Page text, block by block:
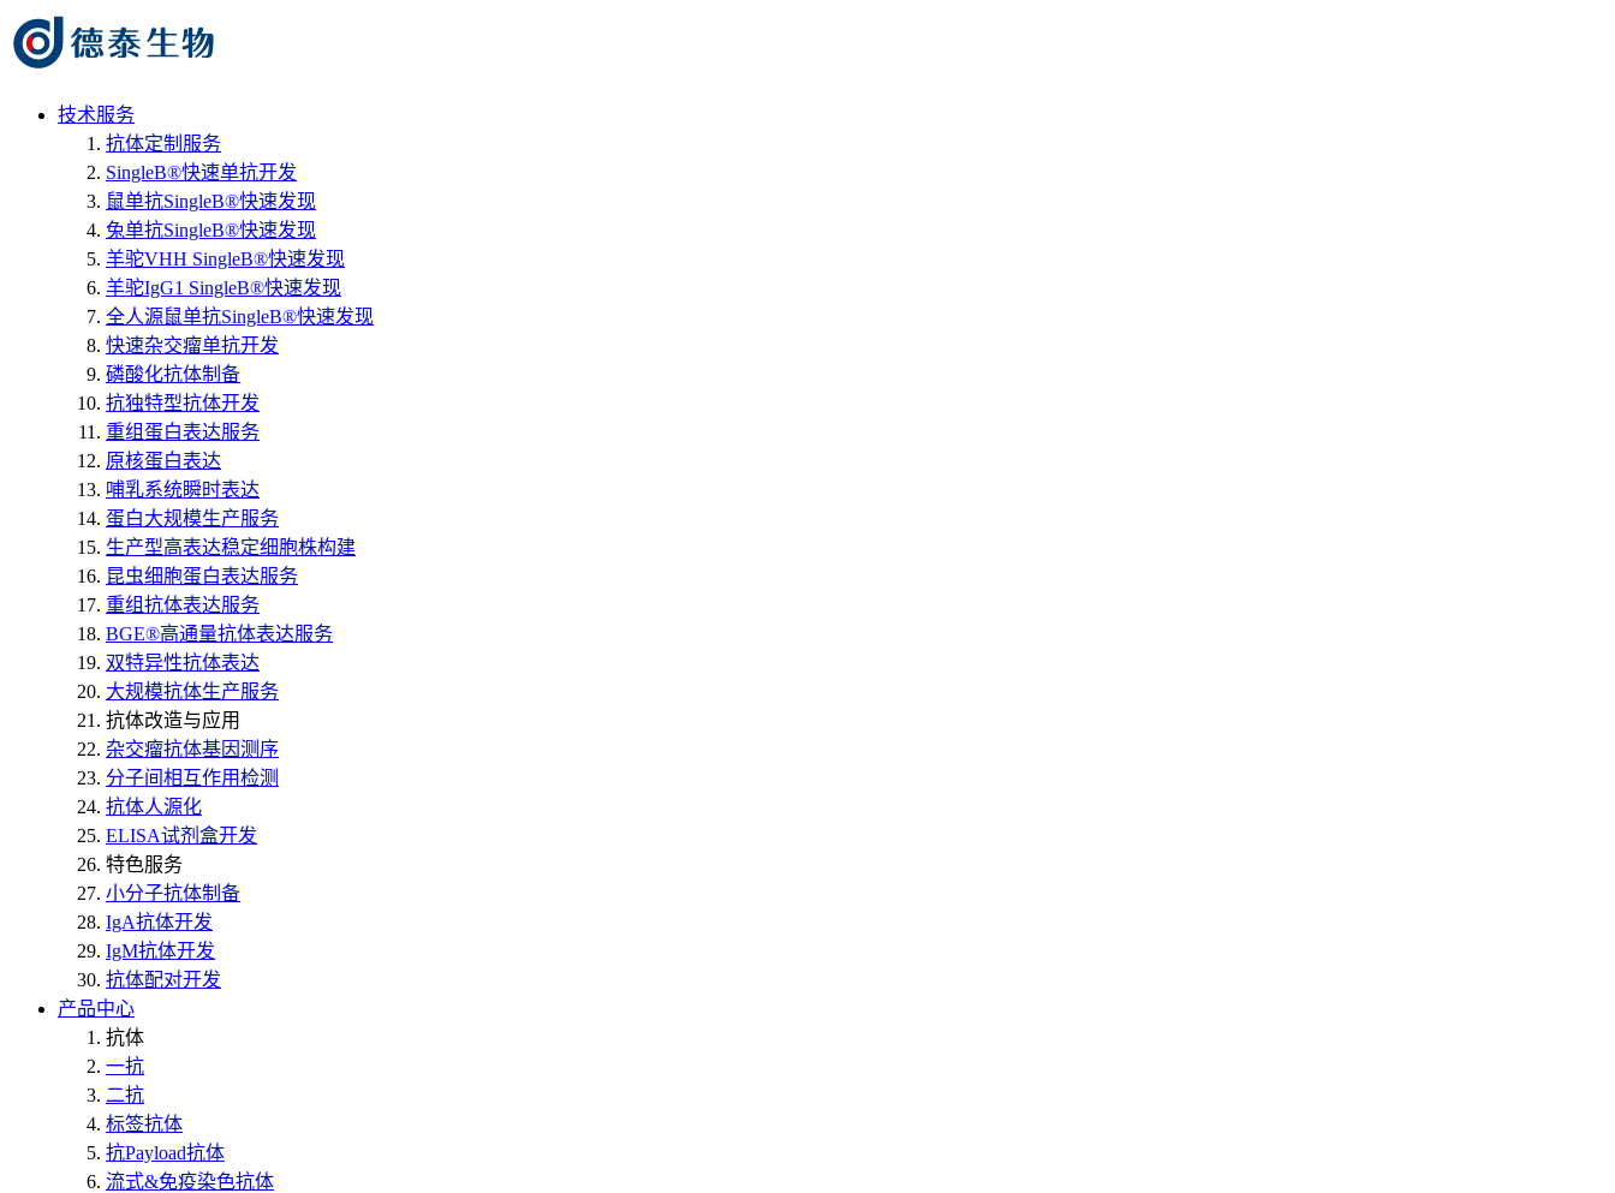
技术服务
抗体定制服务
SingleB®快速单抗开发
鼠单抗SingleB®快速发现
兔单抗SingleB®快速发现
羊驼VHH SingleB®快速发现
羊驼IgG1 SingleB®快速发现
全人源鼠单抗SingleB®快速发现
快速杂交瘤单抗开发
磷酸化抗体制备
抗独特型抗体开发
重组蛋白表达服务
原核蛋白表达
哺乳系统瞬时表达
蛋白大规模生产服务
生产型高表达稳定细胞株构建
昆虫细胞蛋白表达服务
重组抗体表达服务
BGE®高通量抗体表达服务
双特异性抗体表达
大规模抗体生产服务
抗体改造与应用
杂交瘤抗体基因测序
分子间相互作用检测
抗体人源化
ELISA试剂盒开发
特色服务
小分子抗体制备
IgA抗体开发
IgM抗体开发
抗体配对开发
产品中心
抗体
一抗
二抗
标签抗体
抗Payload抗体
流式&免疫染色抗体